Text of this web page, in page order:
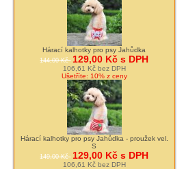
Hárací kalhotky pro psy Jahůdka
144,00 Kč 129,00 Kč s DPH
106,61 Kč bez DPH
Ušetříte: 10% z ceny
Hárací kalhotky pro psy Jahůdka - proužek vel.
S
149,00 Kč 129,00 Kč s DPH
106,61 Kč bez DPH